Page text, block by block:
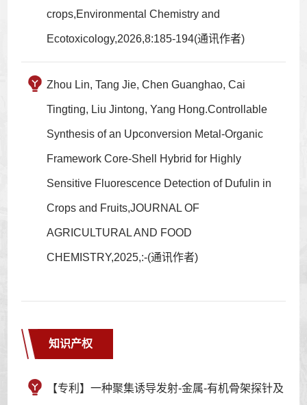
crops,Environmental Chemistry and
Ecotoxicology,2026,8:185-194(通讯作者)
Zhou Lin, Tang Jie, Chen Guanghao, Cai
Tingting, Liu Jintong, Yang Hong.Controllable
Synthesis of an Upconversion Metal-Organic
Framework Core-Shell Hybrid for Highly
Sensitive Fluorescence Detection of Dufulin in
Crops and Fruits,JOURNAL OF
AGRICULTURAL AND FOOD
CHEMISTRY,2025,:-(通讯作者)
知识产权
【专利】一种聚集诱导发射-金属-有机骨架探针及